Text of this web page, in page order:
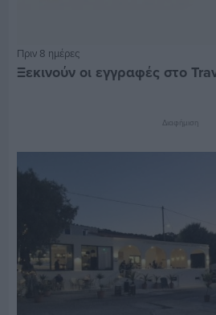
Πριν 8 ημέρες
Ξεκινούν οι εγγραφές στο
Διαφήμιση